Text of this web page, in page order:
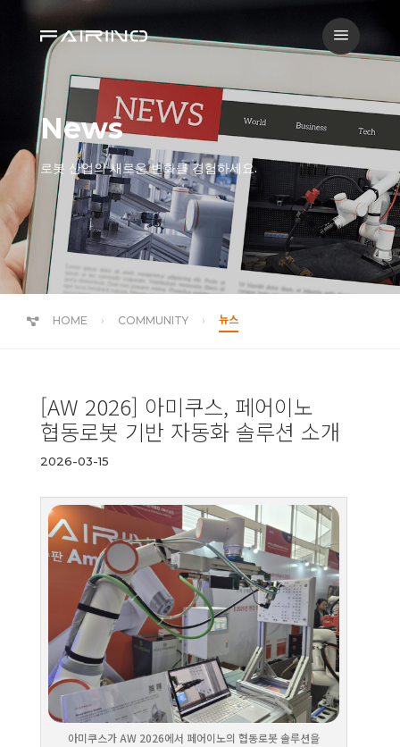
a
News
로봇 산업의 새로운 변화를 경험하세요.
HOME COMMUNITY 뉴스
[AW 2026] 아미쿠스, 페어이노
협동로봇 기반 자동화 솔루션 소개
2026-03-15
아미쿠스가 AW 2026에서 페어이노의 협동로봇 솔루션을